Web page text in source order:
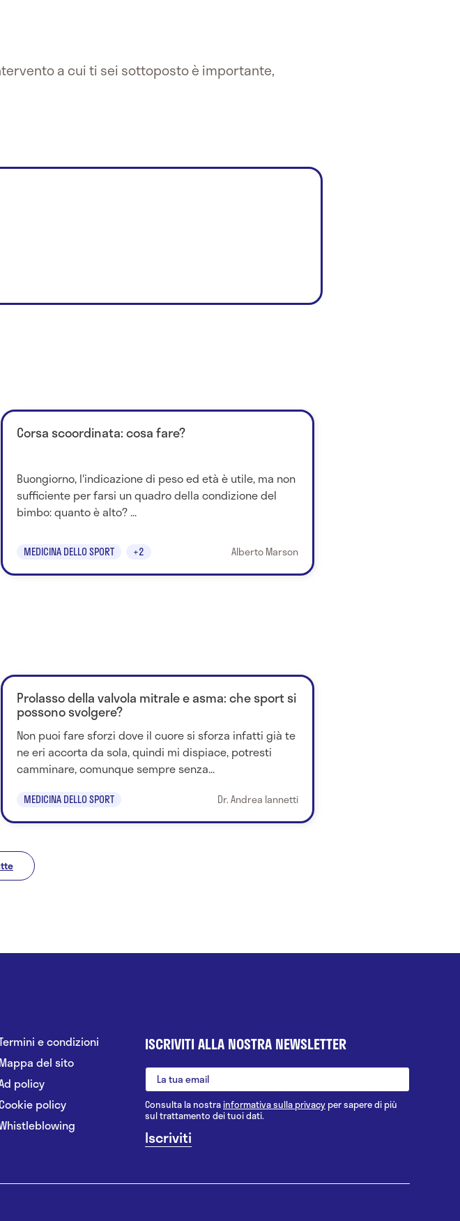
a cui ti sei sottoposto è importante,
Corsa scoordinata: cosa fare?
Buongiorno, l'indicazione di peso ed età è utile, ma non
sufficiente per farsi un quadro della condizione del
bimbo: quanto è alto? ...
MEDICINA DELLO SPORT +2 Alberto Marson
Prolasso della valvola mitrale e asma: che sport si
possono svolgere?
Non puoi fare sforzi dove il cuore si sforza infatti già te
ne eri accorta da sola, quindi mi dispiace, potresti
camminare, comunque sempre senza...
MEDICINA DELLO SPORT Dr. Andrea Iannetti
e condizioni
Mappa del sito
policy
Cookie policy
ISCRIVITI ALLA NOSTRA NEWSLETTER
Consulta la nostrainformativa sulla privacy per sapere di più
sul trattamento dei tuoi dati.